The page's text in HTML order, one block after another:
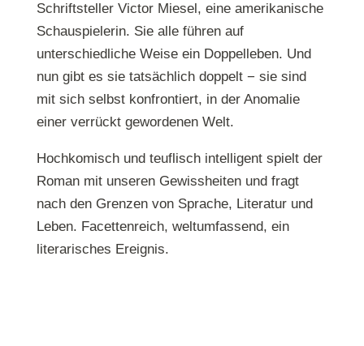
Schriftsteller Victor Miesel, eine amerikanische
Schauspielerin. Sie alle führen auf
unterschiedliche Weise ein Doppelleben. Und
nun gibt es sie tatsächlich doppelt − sie sind
mit sich selbst konfrontiert, in der Anomalie
einer verrückt gewordenen Welt.
Hochkomisch und teuflisch intelligent spielt der
Roman mit unseren Gewissheiten und fragt
nach den Grenzen von Sprache, Literatur und
Leben. Facettenreich, weltumfassend, ein
literarisches Ereignis.